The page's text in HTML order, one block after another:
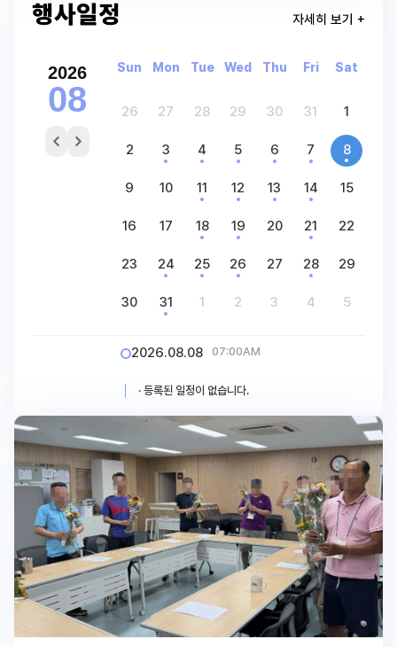
행사일정 자세히 보기 +
2026
08
Sun Mon Tue Wed Thu Fri Sat
26 27 28 29 30 31 1
2 3 4 5 6 7 8
9 10 11 12 13 14 15
16 17 18 19 20 21 22
23 24 25 26 27 28 29
30 31 1 2 3 4 5
2026.08.08 07:00AM
· 등록된 일정이 없습니다.